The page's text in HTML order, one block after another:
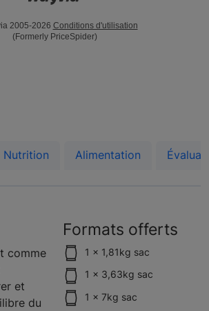
2005-2026 Conditions d'utilisation
(Formerly PriceSpider)
Nutrition Alimentation
comme
et
du
Formats offerts
1 x 1,81kg sac
1 x 3,63kg sac
1 x 7kg sac